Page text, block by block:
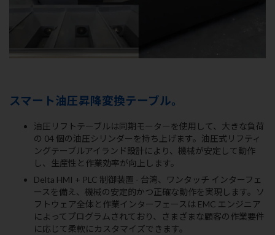
スマート油圧昇降変換テーブル。
油圧リフトテーブルは同期モーターを使用して、大きな負荷
の 04 個の油圧シリンダーを持ち上げます。油圧式リフティ
ングテーブルアイランド設計により、機械が安定して動作
し、生産性と作業効率が向上します。
Delta HMI + PLC 制御装置 - 台湾、ワンタッチ インターフェ
ースを備え、機械の安定的かつ正確な動作を実現します。ソ
フトウェア全体と作業インターフェースは EMC エンジニア
によってプログラムされており、さまざまな顧客の作業要件
に応じて柔軟にカスタマイズできます。